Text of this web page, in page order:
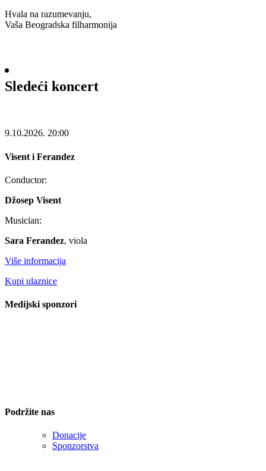
Hvala na razumevanju,
Vaša Beogradska filharmonija
Sledeći koncert
9.10.2026. 20:00
Visent i Ferandez
Conductor:
Džosep Visent
Musician:
Sara Ferandez, viola
Više informacija
Kupi ulaznice
Medijski sponzori
Podržite nas
Donacije
Sponzorstva